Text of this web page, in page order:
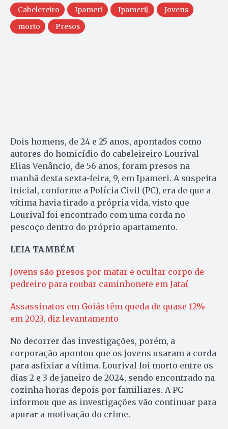
Cabelereiro Ipameri Ipameri[
Jovens
morto
Presos
Dois homens, de 24 e 25 anos, apontados como
autores do homicídio do cabeleireiro Lourival
Elias Venâncio, de 56 anos, foram presos na
manhã desta sexta-feira, 9, em Ipameri. A suspeita
inicial, conforme a Polícia Civil (PC), era de que a
vítima havia tirado a própria vida, visto que
Lourival foi encontrado com uma corda no
pescoço dentro do próprio apartamento.
LEIA TAMBÉM
Jovens são presos por matar e ocultar corpo de
pedreiro para roubar caminhonete em Jataí
Assassinatos em Goiás têm queda de quase 12%
em 2023, diz levantamento
No decorrer das investigações, porém, a
corporação apontou que os jovens usaram a corda
para asfixiar a vítima. Lourival foi morto entre os
dias 2 e 3 de janeiro de 2024, sendo encontrado na
cozinha horas depois por familiares. A PC
informou que as investigações vão continuar para
apurar a motivação do crime.